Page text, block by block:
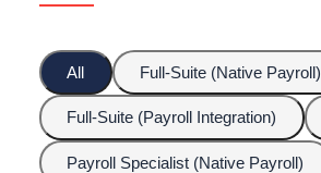
All Full-Suite (Native Payroll)
Full-Suite (Payroll Integration)
Payroll Specialist (Native Payroll)